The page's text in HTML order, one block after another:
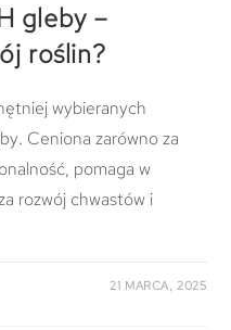
gleby –
roślin?
wybieranych
Ceniona zarówno za
pomaga w
rozwój chwastów i
21 MARCA, 2025